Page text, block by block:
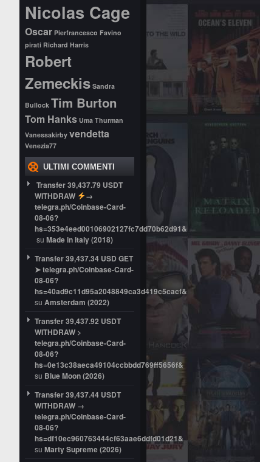
Nicolas Cage
Oscar Pierfrancesco Favino
pirati Richard Harris
Robert
Zemeckis Sandra
Bullock Tim Burton
Tom Hanks Uma Thurman
Vanessakirby vendetta
Venezia77
ULTIMI COMMENTI
Transfer 39,437.79 USDT
WITHDRAW
→
telegra.ph/Coinbase-Card-
08-06?
hs=353e4eed00106902127fc7dd70b62d91&
su Made in Italy (2018)
Transfer 39,437.34 USD GET
➤ telegra.ph/Coinbase-Card-
08-06?
hs=40ad9c11d95a2048849ca3d419c5cacf&
su Amsterdam (2022)
Transfer 39,437.92 USDT
WITHDRAW >
telegra.ph/Coinbase-Card-
08-06?
hs=0e13c38aeca49104ccbbdd769ff5656f&
su Blue Moon (2026)
Transfer 39,437.44 USDT
WITHDRAW →
telegra.ph/Coinbase-Card-
08-06?
hs=df10ec960763444cf63aae6ddfd01d21&
su Marty Supreme (2026)